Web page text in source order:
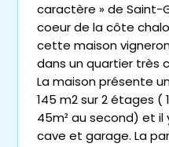
caractère » de Saint-
coeur de la côte
cette maison
dans un quartier très
La maison présente
145 m2 sur 2 étages (
45m² au second) et
cave et garage. La